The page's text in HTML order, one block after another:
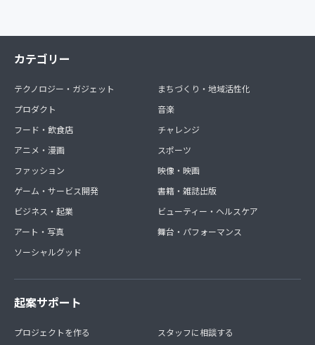
カテゴリー
テクノロジー・ガジェット
プロダクト
フード・飲食店
アニメ・漫画
ファッション
ゲーム・サービス開発
ビジネス・起業
アート・写真
ソーシャルグッド
まちづくり・地域活性化
音楽
チャレンジ
スポーツ
映像・映画
書籍・雑誌出版
ビューティー・ヘルスケア
舞台・パフォーマンス
起案サポート
プロジェクトを作る
スタッフに相談する